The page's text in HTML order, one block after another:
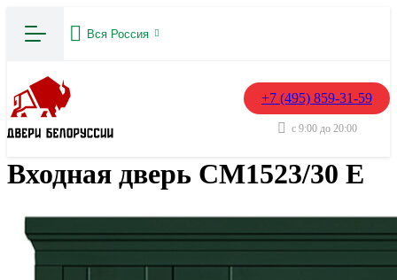
Вся Россия
+7 (495) 859-31-59
с 9:00 до 20:00
Входная дверь СМ1523/30 Е